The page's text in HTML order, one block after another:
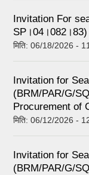
Invitation For
मिति: 06/18/2026 -
Invitation for
(BRM/PAR/G/
Procurement of
मिति: 06/12/2026 -
Invitation for
(BRM/PAR/G/